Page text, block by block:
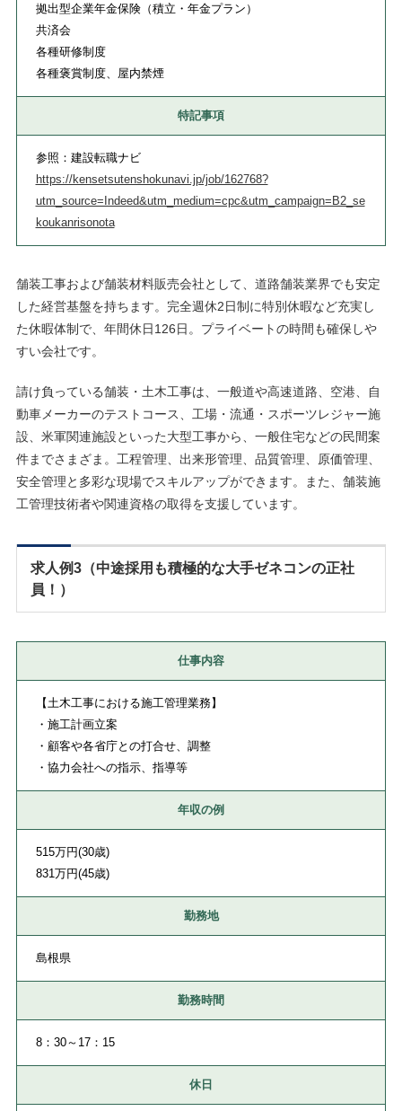
拠出型企業年金保険（積立・年金プラン）
共済会
各種研修制度
各種褒賞制度、屋内禁煙
特記事項
参照：建設転職ナビ
https://kensetsutenshokunavi.jp/job/162768?
utm_source=Indeed&utm_medium=cpc&utm_campaign=B2_se
koukanrisonota
舗装工事および舗装材料販売会社として、道路舗装業界でも安定
した経営基盤を持ちます。完全週休2日制に特別休暇など充実し
た休暇体制で、年間休日126日。プライベートの時間も確保しや
すい会社です。
請け負っている舗装・土木工事は、一般道や高速道路、空港、自
動車メーカーのテストコース、工場・流通・スポーツレジャー施
設、米軍関連施設といった大型工事から、一般住宅などの民間案
件までさまざま。工程管理、出来形管理、品質管理、原価管理、
安全管理と多彩な現場でスキルアップができます。また、舗装施
工管理技術者や関連資格の取得を支援しています。
求人例3（中途採用も積極的な大手ゼネコンの正社
員！）
仕事内容
【土木工事における施工管理業務】
・施工計画立案
・顧客や各省庁との打合せ、調整
・協力会社への指示、指導等
年収の例
515万円(30歳)
831万円(45歳)
勤務地
島根県
勤務時間
8：30～17：15
休日